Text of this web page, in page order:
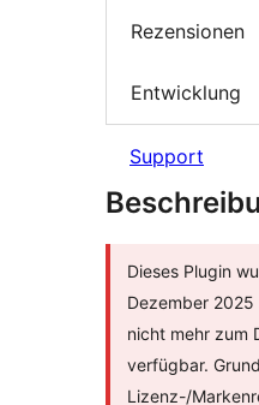
Rezensionen
Entwicklung
Support
Dieses Plugin
Dezember
nicht mehr zum
verfügbar.
Lizenz-/